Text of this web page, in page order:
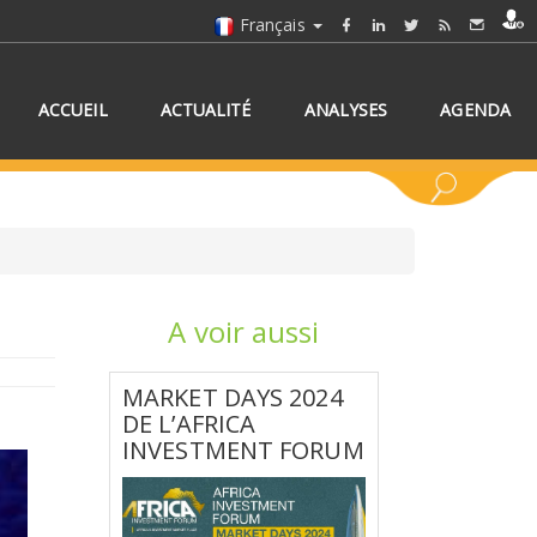
Français
ACCUEIL ACTUALITÉ ANALYSES AGENDA
UN/DES PAYS
A voir aussi
MARKET DAYS 2024
DE L’AFRICA
INVESTMENT FORUM